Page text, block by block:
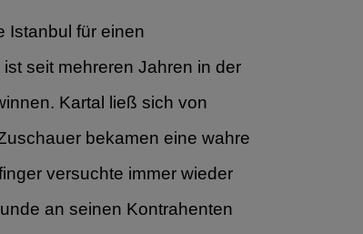
Istanbul für einen
seit mehreren Jahren in der
Kartal ließ sich von
bekamen eine wahre
versuchte immer wieder
an seinen Kontrahenten